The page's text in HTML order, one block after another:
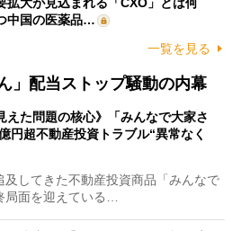
中国の医薬品…
一覧を見る
」配当ストップ騒動の内幕
えた問題の核心》「みんなで大家さ
円超不動産投資トラブル“異常なく
してきた不動産投資商品「みんなで
局面を迎えている…